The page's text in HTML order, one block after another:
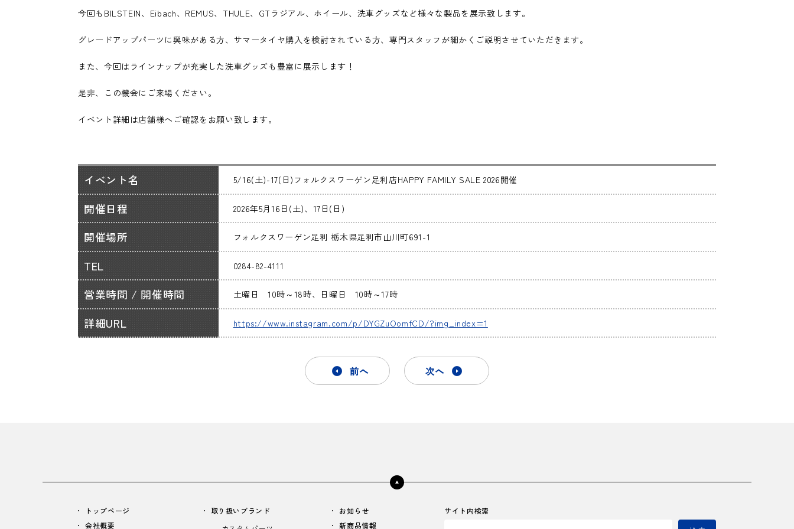
今回もBILSTEIN、Eibach、REMUS、THULE、GTラジアル、ホイール、洗車グッズなど様々な製品を展示致します。
グレードアップパーツに興味がある方、サマータイヤ購入を検討されている方、専門スタッフが細かくご説明させていただきます。
また、今回はラインナップが充実した洗車グッズも豊富に展示します！
是非、この機会にご来場ください。
イベント詳細は店舗様へご確認をお願い致します。
イベント名 5/16(土)-17(日)フォルクスワーゲン足利店HAPPY FAMILY SALE 2026開催
開催日程 2026年5月16日(土)、17日(日)
開催場所 フォルクスワーゲン足利 栃木県足利市山川町691-1
TEL 0284-82-4111
営業時間 / 開催時間 土曜日 10時～18時、日曜日 10時～17時
詳細URL https://www.instagram.com/p/DYGZuOomfCD/?img_index=1
前へ 次へ
トップページ
会社概要
取り扱いブランド
お知らせ
新商品情報
サイト内検索